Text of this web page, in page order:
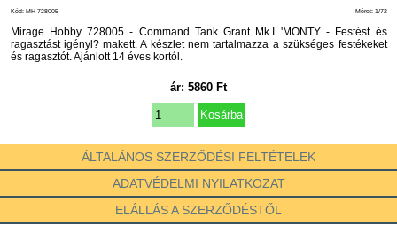
Méret: 1/72
Kód: MH-728005
Mirage Hobby 728005 - Command Tank Grant Mk.I 'MONTY - Festést és
ragasztást igényl? makett. A készlet nem tartalmazza a szükséges festékeket
és ragasztót. Ajánlott 14 éves kortól.
ár: 5860 Ft
ÁLTALÁNOS SZERZŐDÉSI FELTÉTELEK
ADATVÉDELMI NYILATKOZAT
ELÁLLÁS A SZERZŐDÉSTŐL